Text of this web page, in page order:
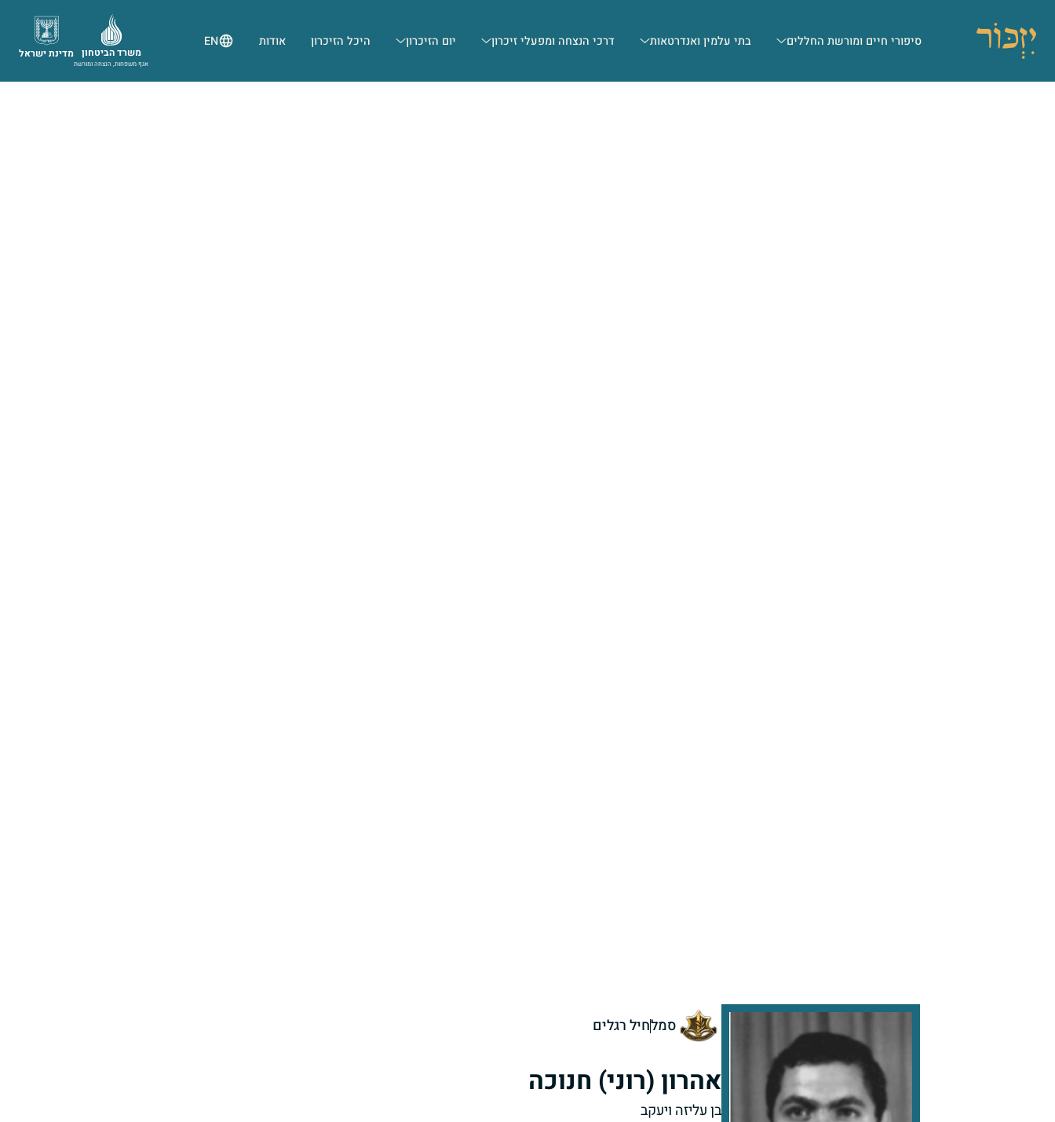
סיפורי חיים ומורשת החללים בתי עלמין ואנדרטאות דרכי הנצחה ומפעלי זיכרון יום הזיכרון היכל הזיכרון אודות EN
מדינת ישראל משרד הביטחון
אגף משפחות, הנצחה ומורשת
סמלחיל רגלים
אהרון (רוני) חנוכה
בן עליזה ויעקב